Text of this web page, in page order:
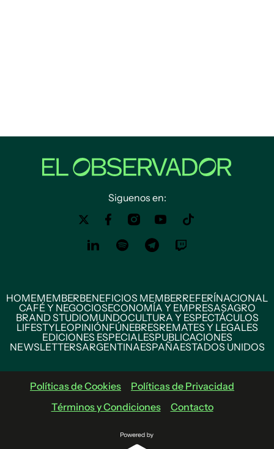
Siguenos en:
HOMEMEMBERBENEFICIOS MEMBERREFERÍNACIONAL
CAFÉ Y NEGOCIOSECONOMÍA Y EMPRESASAGRO
BRAND STUDIOMUNDOCULTURA Y ESPECTÁCULOS
LIFESTYLEOPINIÓNFÚNEBRESREMATES Y LEGALES
EDICIONES ESPECIALESPUBLICACIONES
NEWSLETTERSARGENTINAESPAÑAESTADOS UNIDOS
Políticas de Cookies
Políticas de Privacidad
Términos y Condiciones
Contacto